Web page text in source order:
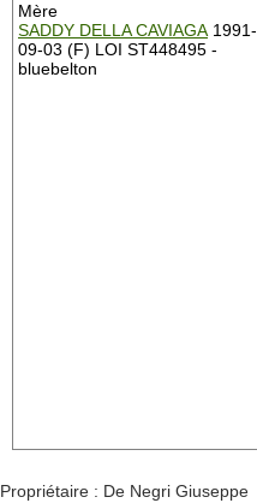
Mère
SADDY DELLA CAVIAGA 1991-
09-03 (F) LOI ST448495 -
bluebelton
Propriétaire : De Negri Giuseppe